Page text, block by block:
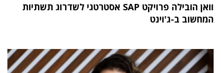
וואן הובילה פרויקט SAP אסטרטגי לשדרוג תשתיות
המחשוב ב-ג'וינט